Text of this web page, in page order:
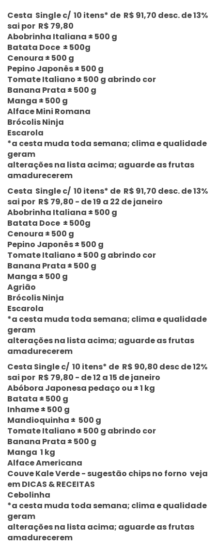
Cesta Single c/ 10 itens* de R$ 91,70 desc. de 13%
sai por R$ 79,80
Abobrinha Italiana ± 500 g
Batata Doce ± 500g
Cenoura ± 500 g
Pepino Japonês ± 500 g
Tomate Italiano ± 500 g abrindo cor
Banana Prata ± 500 g
Manga ± 500 g
Alface Mini Romana
Brócolis Ninja
Escarola
*a cesta muda toda semana; clima e qualidade
geram
alterações na lista acima; aguarde as frutas
amadurecerem
Cesta Single c/ 10 itens* de R$ 91,70 desc. de 13%
sai por R$ 79,80 - de 19 a 22 de janeiro
Abobrinha Italiana ± 500 g
Batata Doce ± 500g
Cenoura ± 500 g
Pepino Japonês ± 500 g
Tomate Italiano ± 500 g abrindo cor
Banana Prata ± 500 g
Manga ± 500 g
Agrião
Brócolis Ninja
Escarola
*a cesta muda toda semana; clima e qualidade
geram
alterações na lista acima; aguarde as frutas
amadurecerem
Cesta Single c/ 10 itens* de R$ 90,80 desc de 12%
sai por R$ 79,80 - de 12 a 15 de janeiro
Abóbora Japonesa pedaço ou ± 1 kg
Batata ± 500 g
Inhame ± 500 g
Mandioquinha ± 500 g
Tomate Italiano ± 500 g abrindo cor
Banana Prata ± 500 g
Manga 1 kg
Alface Americana
Couve Kale Verde - sugestão chips no forno veja
em DICAS & RECEITAS
Cebolinha
*a cesta muda toda semana; clima e qualidade
geram
alterações na lista acima; aguarde as frutas
amadurecerem